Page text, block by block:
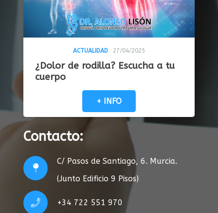
ACTUALIDAD 27/04/2025
¿Dolor de rodilla? Escucha a tu
cuerpo
+ INFO
Contacto:
C/ Pasos de Santiago, 6. Murcia.
(Junto Edificio 9 Pisos)
+34 722 551 970